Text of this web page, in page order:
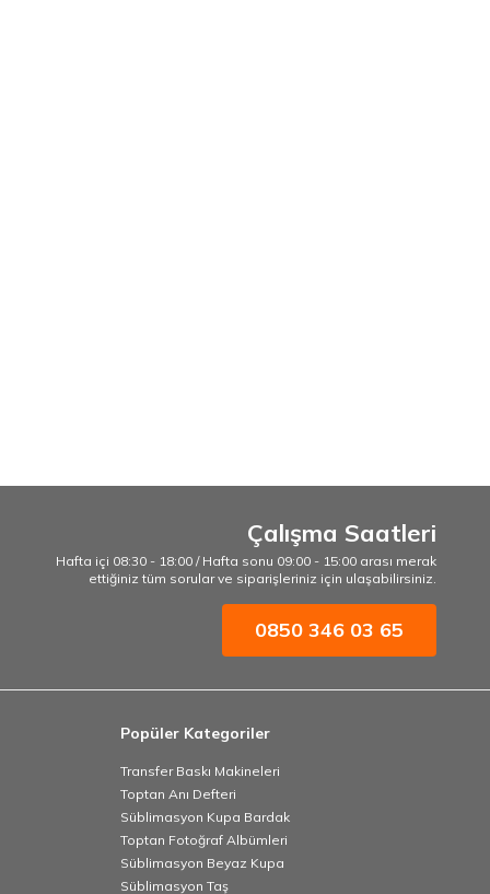
Çalışma Saatleri
Hafta içi 08:30 - 18:00 / Hafta sonu 09:00 - 15:00 arası merak
ettiğiniz tüm sorular ve siparişleriniz için ulaşabilirsiniz.
0850 346 03 65
Popüler Kategoriler
Transfer Baskı Makineleri
Toptan Anı Defteri
Süblimasyon Kupa Bardak
Toptan Fotoğraf Albümleri
Süblimasyon Beyaz Kupa
Süblimasyon Taş